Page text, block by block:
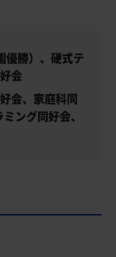
優勝）、硬式テ
会
会、家庭科同
ング同好会、